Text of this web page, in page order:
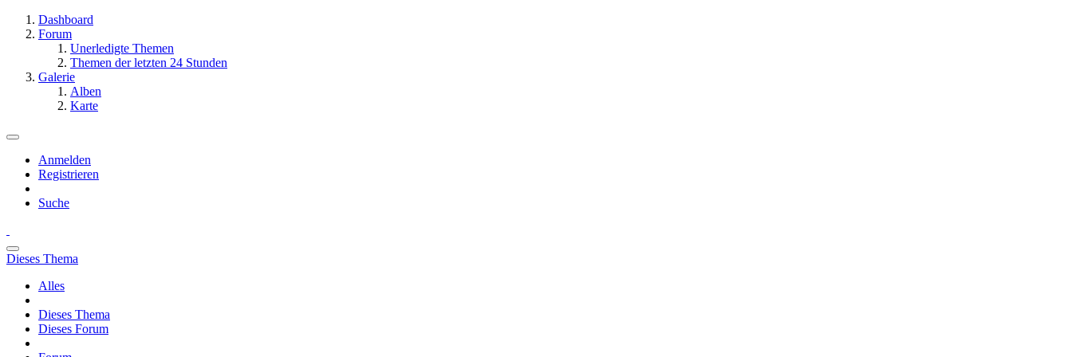
Dashboard
Forum
Unerledigte Themen
Themen der letzten 24 Stunden
Galerie
Alben
Karte
Anmelden
Registrieren
Suche
Dieses Thema
Alles
Dieses Thema
Dieses Forum